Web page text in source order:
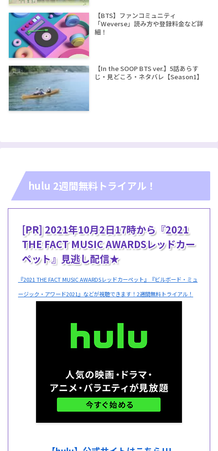
【BTS】ファンコミュニティ
「Weverse」読み方や登録料金など詳
細！
【In the SOOP BTS ver.】5話あらす
じ・見どころ・ネタバレ【Season1】
hulu 2週間無料トライアル！
[PR] 2021年10月2日17時から『2021
THE FACT MUSIC AWARDSレッドカー
ペット』見逃し配信★
『2021 THE FACT MUSIC AWARDSレッドカーペット』『ビルボード・ミュ
ージック・アワード2021』などが視聴できます！2週間無料トライアル！